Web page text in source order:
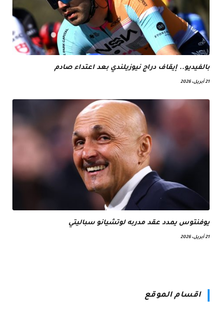
بالفيديو.. إيقاف دراج نيوزيلندي بعد اعتداء صادم
21 أبريل، 2026
يوفنتوس يمدد عقد مدربه لوتشيانو سباليتي
21 أبريل، 2026
اقسام الموقع